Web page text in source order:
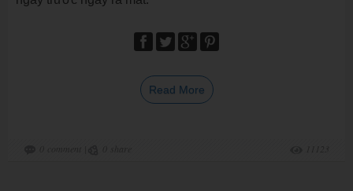
Read More